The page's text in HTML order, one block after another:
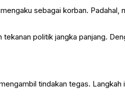
sebagai korban.
tekanan politik jangka panjang.
tindakan tegas.